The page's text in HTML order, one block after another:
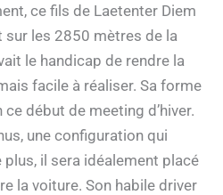
ce fils de Laetenter Diem
sur les 2850 mètres de la
le handicap de rendre la
facile à réaliser. Sa forme
début de meeting d’hiver.
une configuration qui
plus, il sera idéalement placé
la voiture. Son habile driver